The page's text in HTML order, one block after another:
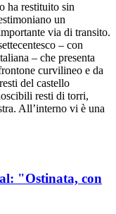
ha restituito sin
un
via di transito.
– con
– che presenta
curvilineo e da
del castello
resti di torri,
All’interno vi è una
"Ostinata, con